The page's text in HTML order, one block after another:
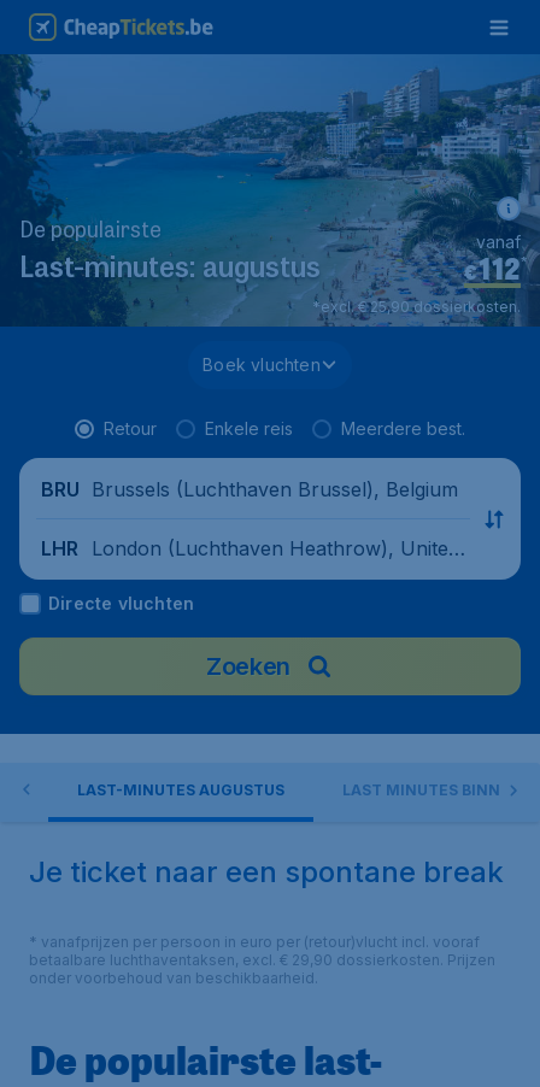
De populairste
Last-minutes: augustus €112*
vanaf
*excl. € 25,90 dossierkosten.
Boek vluchten
Retour Enkele reis Meerdere best.
BRU Brussels (Luchthaven Brussel), Belgium
LHR
London (Luchthaven Heathrow), United
Kingdom
Directe vluchten
Zoeken
LAST-MINUTES AUGUSTUS LAST MINUTES BINNEN
Je ticket naar een spontane break
* vanafprijzen per persoon in euro per (retour)vlucht incl. vooraf
betaalbare luchthaventaksen, excl. € 29,90 dossierkosten. Prijzen
onder voorbehoud van beschikbaarheid.
De populairste last-